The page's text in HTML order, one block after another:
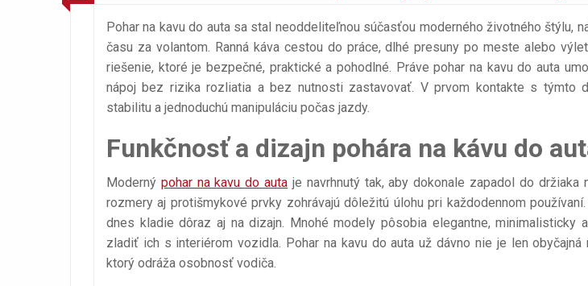
Pohar na kavu do auta sa stal neoddeliteľnou súčasťou moderného životného štýlu,
času za volantom. Ranná káva cestou do práce, dlhé presuny po meste alebo
riešenie, ktoré je bezpečné, praktické a pohodlné. Práve pohar na kavu do auta
nápoj bez rizika rozliatia a bez nutnosti zastavovať. V prvom kontakte s týmto
stabilitu a jednoduchú manipuláciu počas jazdy.
Funkčnosť a dizajn pohára na kávu do
Moderný pohar na kavu do auta je navrhnutý tak, aby dokonale zapadol do držiaka
rozmery aj protišmykové prvky zohrávajú dôležitú úlohu pri každodennom
dnes kladie dôraz aj na dizajn. Mnohé modely pôsobia elegantne, minimalisticky
zladiť ich s interiérom vozidla. Pohar na kavu do auta už dávno nie je len obyčajná
ktorý odráža osobnosť vodiča.